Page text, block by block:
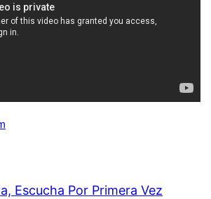
Escucha Por Primera Vez